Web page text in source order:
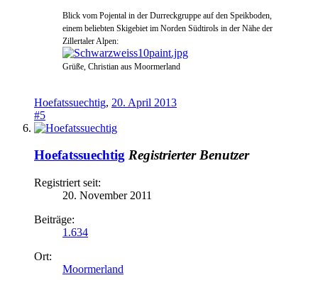
Blick vom Pojental in der Durreckgruppe auf den Speikboden,
einem beliebten Skigebiet im Norden Südtirols in der Nähe der
Zillertaler Alpen:
Grüße, Christian aus Moormerland
Hoefatssuechtig, 20. April 2013
#5
Hoefatssuechtig Registrierter Benutzer
Registriert seit:
20. November 2011
Beiträge:
1.634
Ort:
Moormerland